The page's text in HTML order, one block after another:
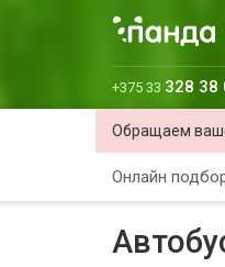
+375 33 328 38
Обращаем
Онлайн